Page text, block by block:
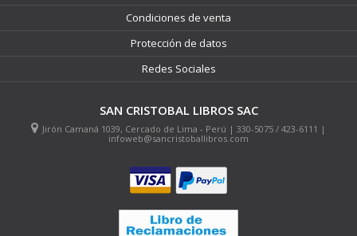
Condiciones de venta
Protección de datos
Redes Sociales
SAN CRISTOBAL LIBROS SAC
Jirón Camaná 1039, Cercado de Lima - Perú | 330-5075 / 423-6111 |
infoweb@sancristoballibros.com